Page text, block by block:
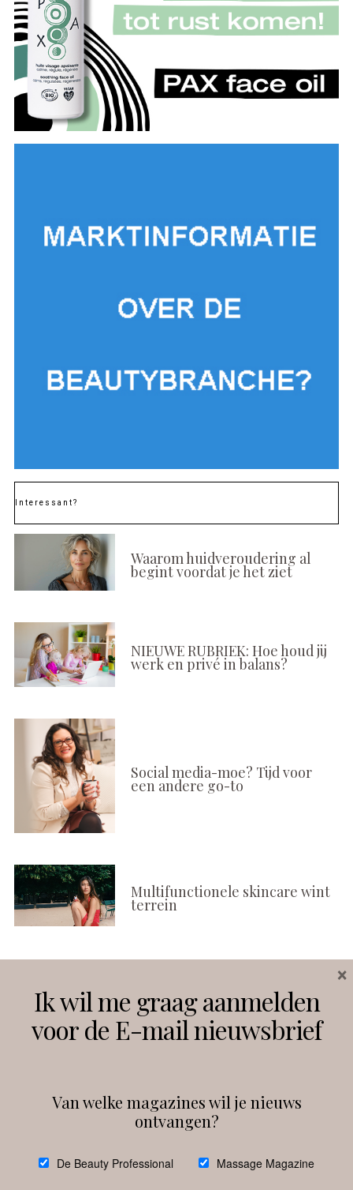
Interessant?
Waarom huidveroudering al
begint voordat je het ziet
NIEUWE RUBRIEK: Hoe houd jij
werk en privé in balans?
Social media-moe? Tijd voor
een andere go-to
Multifunctionele skincare wint
terrein
Instagram Facebook
debeautyprofessional
Ik wil me graag aanmelden
voor de E-mail nieuwsbrief
Van welke magazines wil je nieuws
ontvangen?
De Beauty Professional Massage Magazine
×